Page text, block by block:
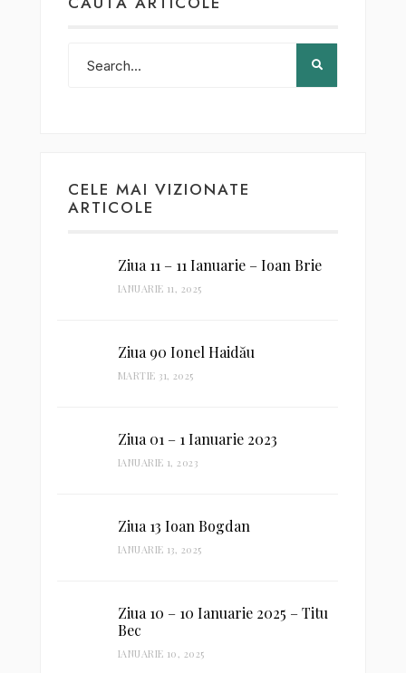
CELE MAI VIZIONATE
ARTICOLE
Ziua 11 – 11 Ianuarie – Ioan Brie
IANUARIE 11, 2025
Ziua 90 Ionel Haidău
MARTIE 31, 2025
Ziua 01 – 1 Ianuarie 2023
IANUARIE 1, 2023
Ziua 13 Ioan Bogdan
IANUARIE 13, 2025
Ziua 10 – 10 Ianuarie 2025 – Titu
Bec
IANUARIE 10, 2025